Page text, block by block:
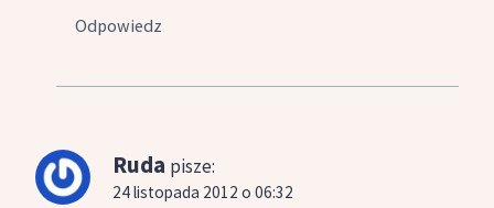
Odpowiedz
Ruda pisze:
24 listopada 2012 o 06:32